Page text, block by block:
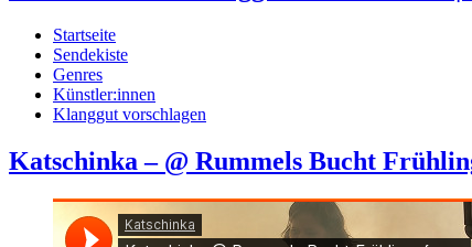
Startseite
Sendekiste
Genres
Künstler:innen
Klanggut vorschlagen
Katschinka – @ Rummels Bucht